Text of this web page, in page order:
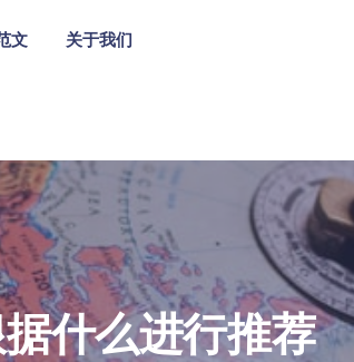
文 关于我们
什么进行推荐